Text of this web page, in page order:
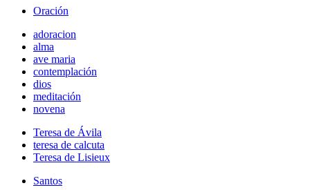
Oración
adoracion
alma
ave maria
contemplación
dios
meditación
novena
Teresa de Ávila
teresa de calcuta
Teresa de Lisieux
Santos